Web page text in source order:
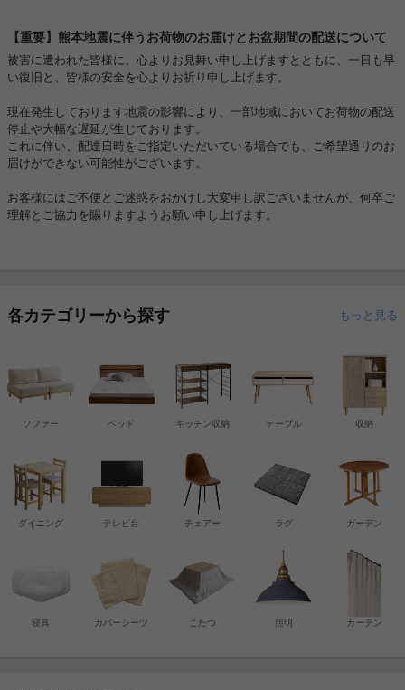
【重要】熊本地震に伴うお荷物のお届けとお盆期間の配送について
被害に遭われた皆様に、心よりお見舞い申し上げますとともに、一日も早
い復旧と、皆様の安全を心よりお祈り申し上げます。
現在発生しております地震の影響により、一部地域においてお荷物の配送
停止や大幅な遅延が生じております。
これに伴い、配達日時をご指定いただいている場合でも、ご希望通りのお
届けができない可能性がございます。
お客様にはご不便とご迷惑をおかけし大変申し訳ございませんが、何卒ご
理解とご協力を賜りますようお願い申し上げます。
各カテゴリーから探す もっと見る
ソファー ベッド 収納
キッチン収納
寝具 カバーシーツ
チェアー
テーブル
こたつ
テレビ台
ダイニング ラグ
カーテン
照明
ガーデン